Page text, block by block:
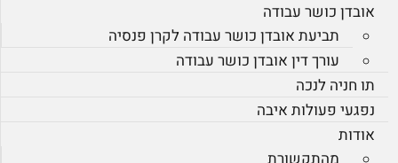
אובדן כושר עבודה
תביעת אובדן כושר עבודה לקרן פנסיה
עורך דין אובדן כושר עבודה
תו חניה לנכה
נפגעי פעולות איבה
אודות